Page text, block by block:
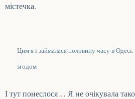
містечка.
Цим я і займалася половину часу в
згодом
І тут понеслося… Я не очікувала